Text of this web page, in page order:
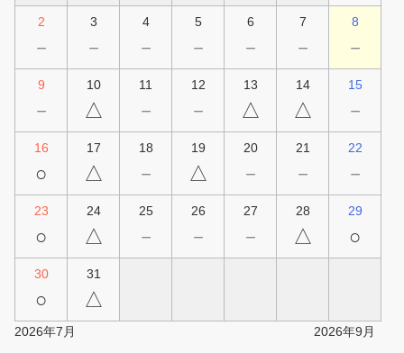
2
－
3
－
4
－
5
－
6
－
7
－
8
－
9
－
10
△
11
－
12
－
13
△
14
△
15
－
16
○
17
△
18
－
19
△
20
－
21
－
22
－
23
○
24
△
25
－
26
－
27
－
28
△
29
○
30
○
31
△
2026年7月 2026年9月